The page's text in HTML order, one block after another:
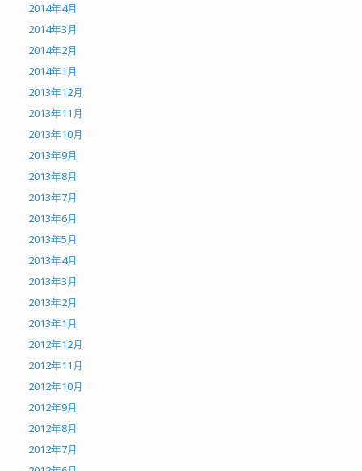
2014年4月
2014年3月
2014年2月
2014年1月
2013年12月
2013年11月
2013年10月
2013年9月
2013年8月
2013年7月
2013年6月
2013年5月
2013年4月
2013年3月
2013年2月
2013年1月
2012年12月
2012年11月
2012年10月
2012年9月
2012年8月
2012年7月